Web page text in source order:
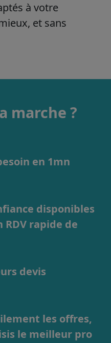
à votre
et sans
marche ?
en 1mn
disponibles
rapide de
devis
les offres,
le meilleur pro